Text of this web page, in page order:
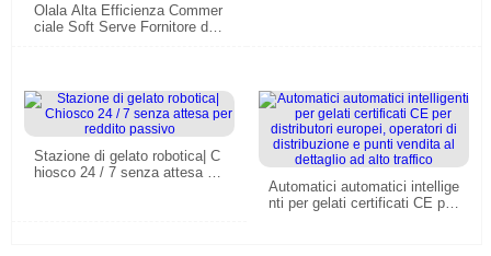
Olala Alta Efficienza Commer
ciale Soft Serve Fornitore di
Stazione di gelato robotica| C
hiosco 24 / 7 senza attesa pe
Automatici automatici intellige
nti per gelati certificati CE per